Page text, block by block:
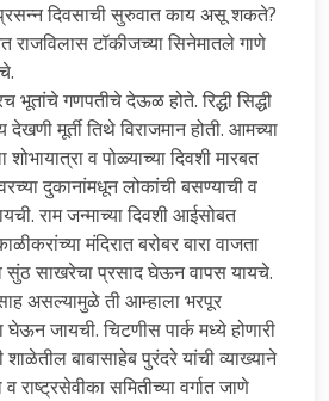
दिवसाची सुरुवात काय असू शकते?
राजविलास टॉकीजच्या सिनेमातले गाणे
भूतांचे गणपतीचे देऊळ होते. रिद्धी सिद्धी
मूर्ती तिथे विराजमान होती. आमच्या
व पोळ्याच्या दिवशी मारबत
दुकानांमधून लोकांची बसण्याची व
राम जन्माच्या दिवशी आईसोबत
मंदिरात बरोबर बारा वाजता
सुंठ साखरेचा प्रसाद घेऊन वापस यायचे.
असल्यामुळे ती आम्हाला भरपूर
जायची. चिटणीस पार्क मध्ये होणारी
बाबासाहेब पुरंदरे यांची व्याख्याने
समितीच्या वर्गात जाणे